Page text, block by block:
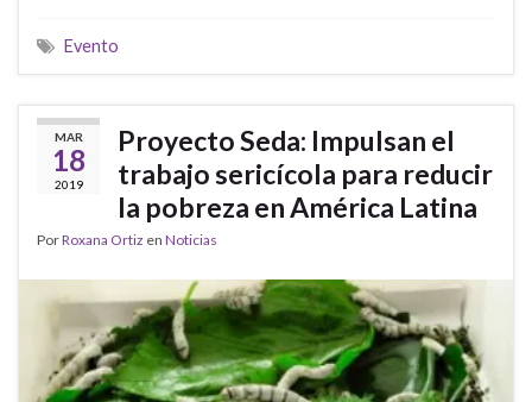
Evento
MAR
18
2019
Proyecto Seda: Impulsan el
trabajo sericícola para reducir
la pobreza en América Latina
PorRoxana Ortiz en Noticias